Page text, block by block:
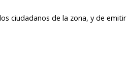
ciudadanos de la zona, y de emitir